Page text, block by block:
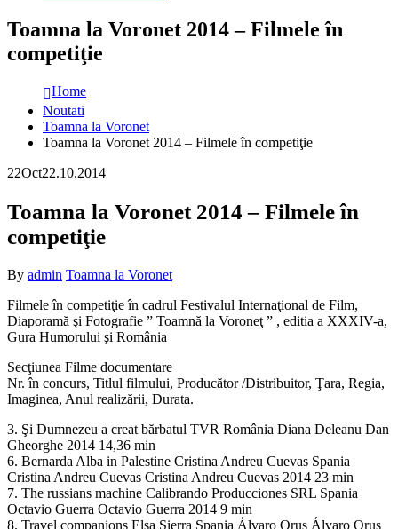
Toamna la Voronet 2014 – Filmele în
competiţie
Home
Noutati
Toamna la Voronet
Toamna la Voronet 2014 – Filmele în competiţie
22Oct22.10.2014
Toamna la Voronet 2014 – Filmele în
competiţie
By admin Toamna la Voronet
Filmele în competiţie în cadrul Festivalul Internaţional de Film,
Diaporamă şi Fotografie ” Toamnă la Voroneţ ” , editia a XXXIV-a,
Gura Humorului şi România
Secţiunea Filme documentare
Nr. în concurs, Titlul filmului, Producător /Distribuitor, Ţara, Regia,
Imaginea, Anul realizării, Durata.
3. Şi Dumnezeu a creat bărbatul TVR România Diana Deleanu Dan
Gheorghe 2014 14,36 min
6. Bernarda Alba in Palestine Cristina Andreu Cuevas Spania
Cristina Andreu Cuevas Cristina Andreu Cuevas 2014 23 min
7. The russians machine Calibrando Producciones SRL Spania
Octavio Guerra Octavio Guerra 2014 9 min
8. Travel companions Elsa Sierra Spania Álvaro Orus Álvaro Orus